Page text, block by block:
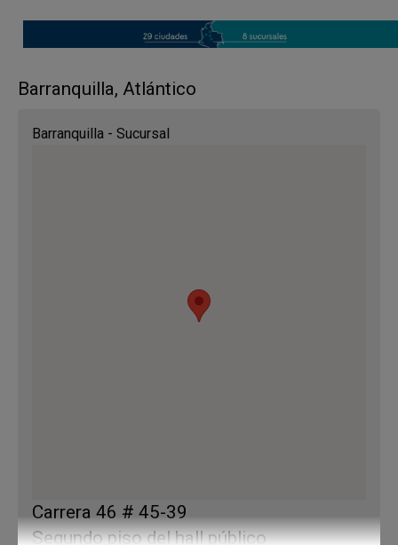
Barranquilla, Atlántico
Barranquilla - Sucursal
Carrera 46 # 45-39
Segundo piso del hall público